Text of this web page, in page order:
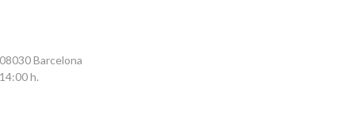
Barcelona
h.